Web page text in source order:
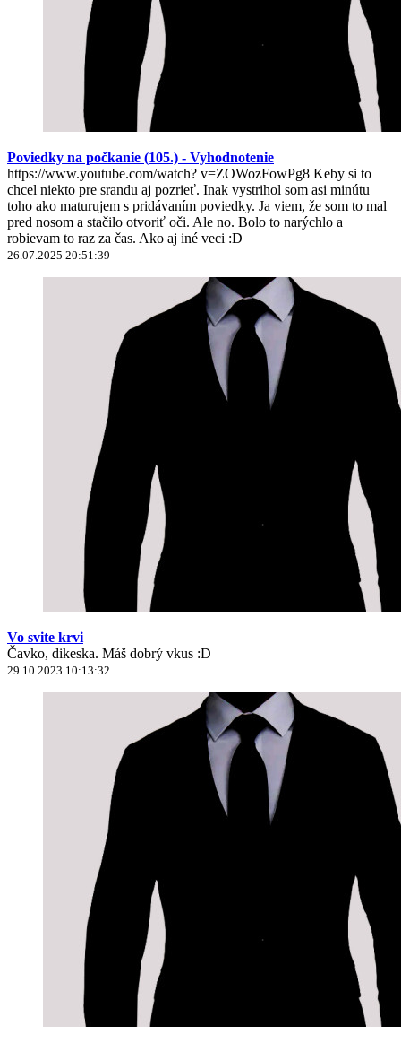
Poviedky na počkanie (105.) - Vyhodnotenie
https://www.youtube.com/watch? v=ZOWozFowPg8 Keby si to
chcel niekto pre srandu aj pozrieť. Inak vystrihol som asi minútu
toho ako maturujem s pridávaním poviedky. Ja viem, že som to mal
pred nosom a stačilo otvoriť oči. Ale no. Bolo to narýchlo a
robievam to raz za čas. Ako aj iné veci :D
26.07.2025 20:51:39
Vo svite krvi
Čavko, dikeska. Máš dobrý vkus :D
29.10.2023 10:13:32